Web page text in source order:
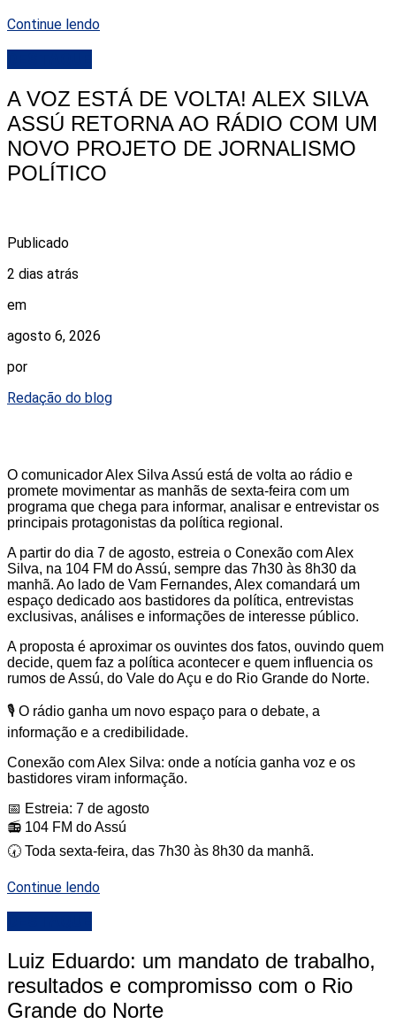
Continue lendo
A VOZ ESTÁ DE VOLTA! ALEX SILVA
ASSÚ RETORNA AO RÁDIO COM UM
NOVO PROJETO DE JORNALISMO
POLÍTICO
Publicado
2 dias atrás
em
agosto 6, 2026
por
Redação do blog
O comunicador Alex Silva Assú está de volta ao rádio e
promete movimentar as manhãs de sexta-feira com um
programa que chega para informar, analisar e entrevistar os
principais protagonistas da política regional.
A partir do dia 7 de agosto, estreia o Conexão com Alex
Silva, na 104 FM do Assú, sempre das 7h30 às 8h30 da
manhã. Ao lado de Vam Fernandes, Alex comandará um
espaço dedicado aos bastidores da política, entrevistas
exclusivas, análises e informações de interesse público.
A proposta é aproximar os ouvintes dos fatos, ouvindo quem
decide, quem faz a política acontecer e quem influencia os
rumos de Assú, do Vale do Açu e do Rio Grande do Norte.
🎙️ O rádio ganha um novo espaço para o debate, a
informação e a credibilidade.
Conexão com Alex Silva: onde a notícia ganha voz e os
bastidores viram informação.
📅 Estreia: 7 de agosto
📻 104 FM do Assú
🕢 Toda sexta-feira, das 7h30 às 8h30 da manhã.
Continue lendo
Luiz Eduardo: um mandato de trabalho,
resultados e compromisso com o Rio
Grande do Norte